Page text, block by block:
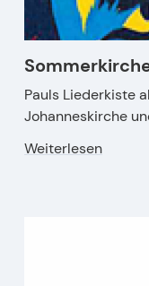
Pauls Liederkiste
Johanneskirche
Weiterlesen